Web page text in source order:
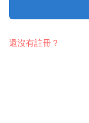
還沒有註冊？